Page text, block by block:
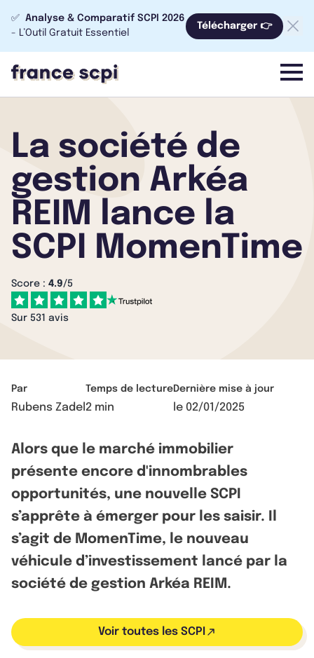
✅ Analyse & Comparatif SCPI 2026
- L’Outil Gratuit Essentiel
Télécharger 👉
menu
La société de
gestion Arkéa
REIM lance la
SCPI MomenTime
Score : 4.9/5
Sur 531 avis
Par
Rubens Zadel
Temps de lecture
2 min
Dernière mise à jour
le 02/01/2025
Alors que le marché immobilier
présente encore d'innombrables
opportunités, une nouvelle SCPI
s’apprête à émerger pour les saisir. Il
s’agit de MomenTime, le nouveau
véhicule d’investissement lancé par la
société de gestion Arkéa REIM.
Voir toutes les SCPI